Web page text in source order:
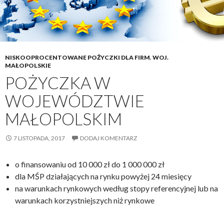
NISKOOPROCENTOWANE POŻYCZKI DLA FIRM, WOJ.
MAŁOPOLSKIE
POŻYCZKA W
WOJEWÓDZTWIE
MAŁOPOLSKIM
7 LISTOPADA, 2017 DODAJ KOMENTARZ
o finansowaniu od 10 000 zł do 1 000 000 zł
dla MŚP działających na rynku powyżej 24 miesięcy
na warunkach rynkowych według stopy referencyjnej lub na
warunkach korzystniejszych niż rynkowe